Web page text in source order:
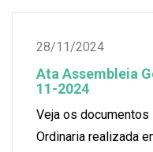
28/11/2024
Ata Assembleia
11-2024
Veja os documentos
Ordinaria realizada